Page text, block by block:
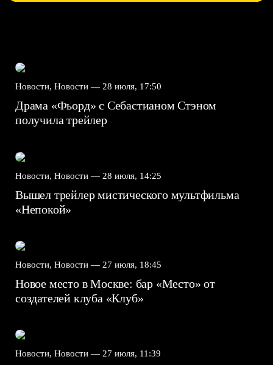
Новости, Новости — 28 июля, 17:50
Драма «Фьорд» с Себастианом Стэном
получила трейлер
Новости, Новости — 28 июля, 14:25
Вышел трейлер мистического мультфильма
«Непокой»
Новости, Новости — 27 июля, 18:45
Новое место в Москве: бар «Место» от
создателей клуба «Клуб»
Новости, Новости — 27 июля, 11:39